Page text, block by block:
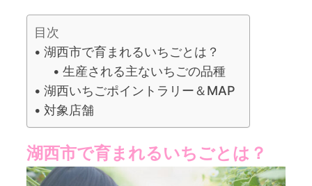
目次
湖西市で育まれるいちごとは？
生産される主ないちごの品種
湖西いちごポイントラリー＆MAP
対象店舗
湖西市で育まれるいちごとは？